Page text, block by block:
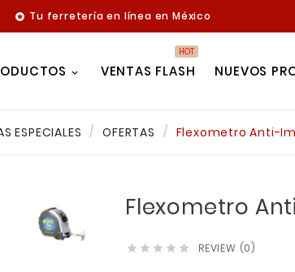
 Tu ferretería en línea en México
VENTAS FLASH
HOT
NUEVOS
ESPECIALES OFERTAS Flexometro Anti-
Flexometro
     REVIEW (0)